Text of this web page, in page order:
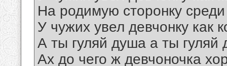
На родимую сторонку
У чужих увел девчонку как
А ты гуляй душа а ты гуляй
Ах до чего ж девчоночка